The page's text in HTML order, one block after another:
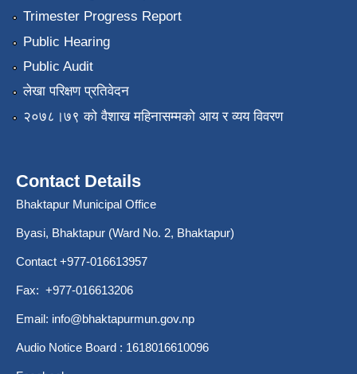
Trimester Progress Report
Public Hearing
Public Audit
लेखा परिक्षण प्रतिवेदन
२०७८।७९ को वैशाख महिनासम्मको आय र व्यय विवरण
Contact Details
Bhaktapur Municipal Office
Byasi, Bhaktapur (Ward No. 2, Bhaktapur)
Contact +977-016613957
Fax: +977-016613206
Email: info@bhaktapurmun.gov.np
Audio Notice Board : 1618016610096